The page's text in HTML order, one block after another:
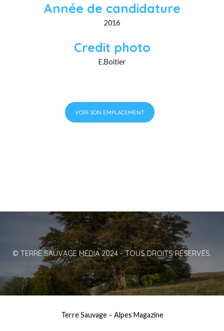
Année de candidature
2016
Credit photo
E.Boitier
VOIR SON EMPLACEMENT
© TERRE SAUVAGE MÉDIA 2024 - TOUS DROITS RÉSERVÉS.
Terre Sauvage– Alpes Magazine